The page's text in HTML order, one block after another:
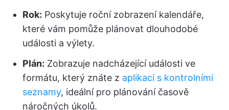
Rok: Poskytuje roční zobrazení kalendáře,
které vám pomůže plánovat dlouhodobé
události a výlety.
Plán: Zobrazuje nadcházející události ve
formátu, který znáte z aplikací s kontrolními
seznamy, ideální pro plánování časově
náročných úkolů.